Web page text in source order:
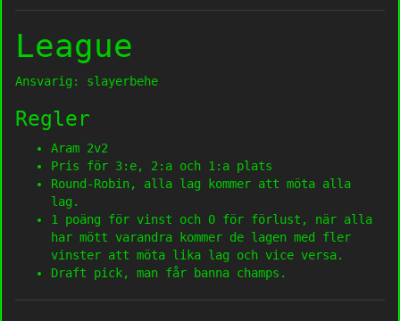
League
Ansvarig: slayerbehe
Regler
Aram 2v2
Pris för 3:e, 2:a och 1:a plats
Round-Robin, alla lag kommer att möta alla
lag.
1 poäng för vinst och 0 för förlust, när alla
har mött varandra kommer de lagen med fler
vinster att möta lika lag och vice versa.
Draft pick, man får banna champs.